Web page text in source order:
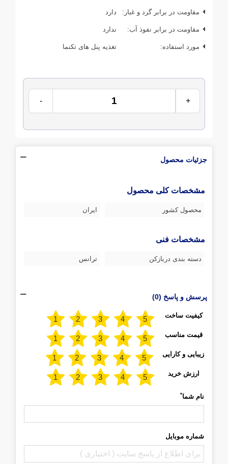
مقاومت در برابر گرد و غبار: دارد
مقاومت در برابر نفوذ آب: ندارد
مورد استفاده: تغذیه پنل های تکنما
- +
جزئیات محصول
مشخصات کلی محصول
محصول کشور ایران
مشخصات فنی
دسته بندی دربازکن ترانس
پرسش و پاسخ (0)
کیفیت ساخت
قیمت مناسب
زیبایی و کارایی
ارزش خرید
نام شما*
شماره موبایل